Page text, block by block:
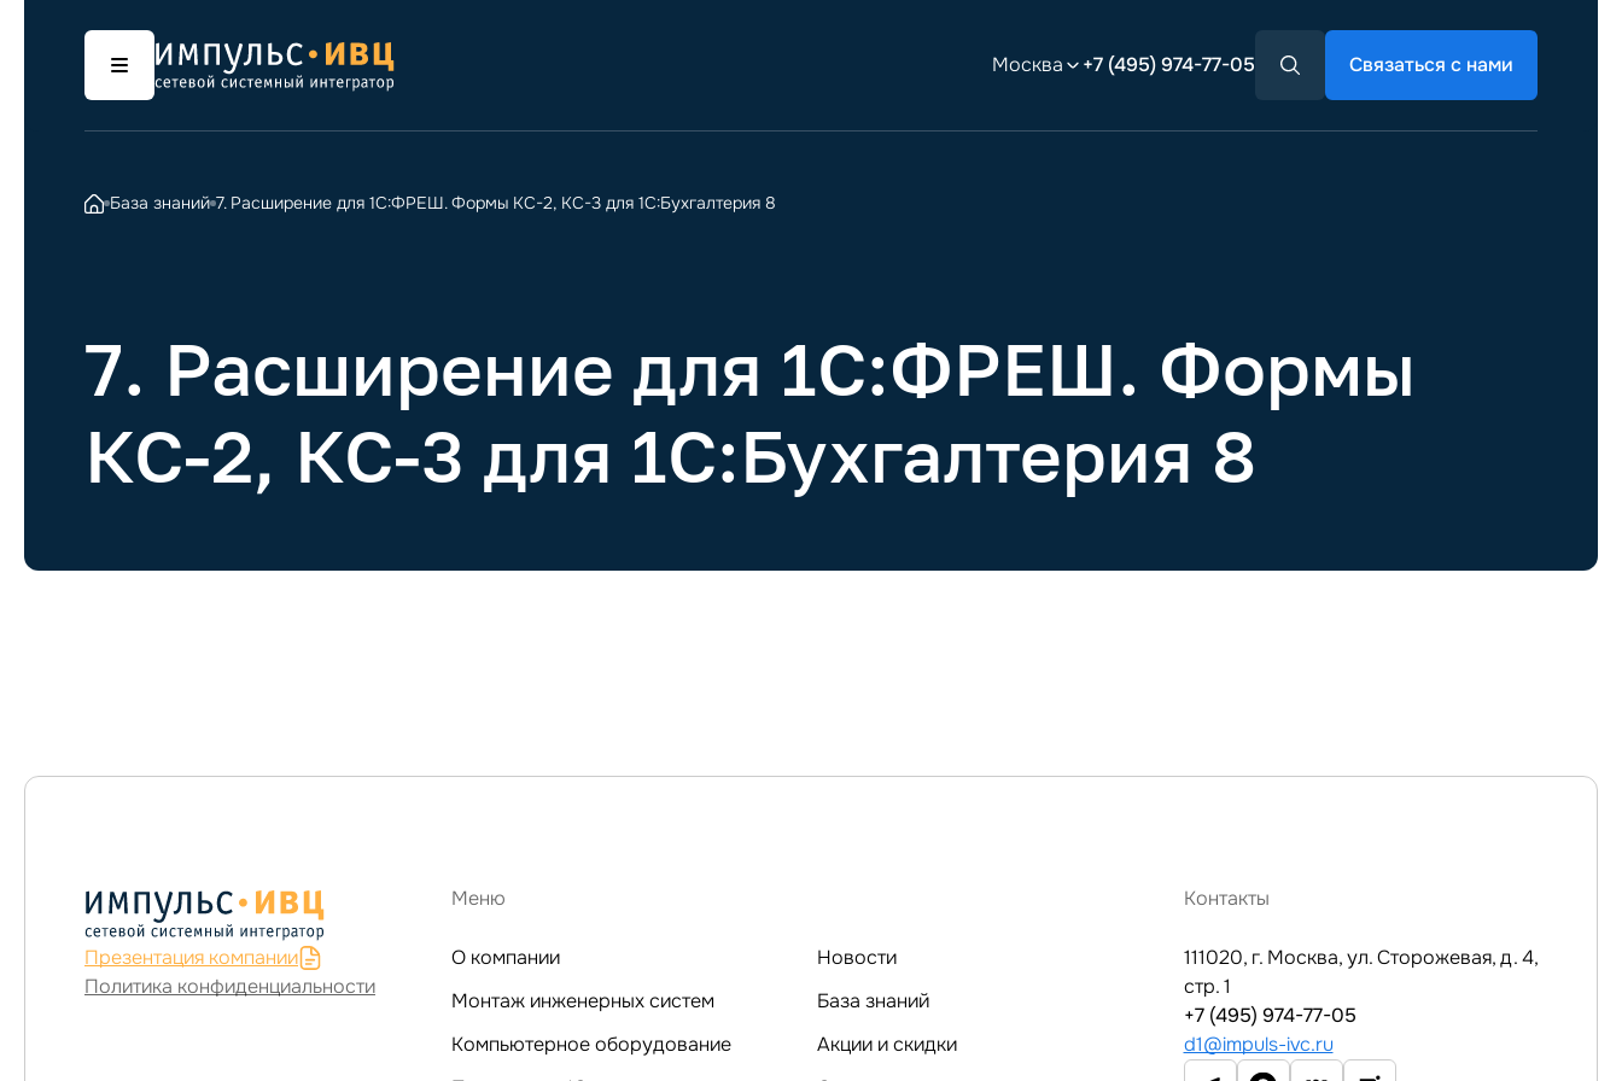
Москва +7 (495) 974-77-05 Связаться с нами
База знаний 7. Расширение для 1С:ФРЕШ. Формы КС-2, КС-3 для 1С:Бухгалтерия 8
7. Расширение для 1С:ФРЕШ. Формы
КС-2, КС-3 для 1С:Бухгалтерия 8
Презентация компании
Политика конфиденциальности
Меню
О компании
Монтаж инженерных систем
Компьютерное оборудование
Новости
База знаний
Акции и скидки
Контакты
111020, г. Москва, ул. Сторожевая, д. 4,
стр. 1
+7 (495) 974-77-05
d1@impuls-ivc.ru